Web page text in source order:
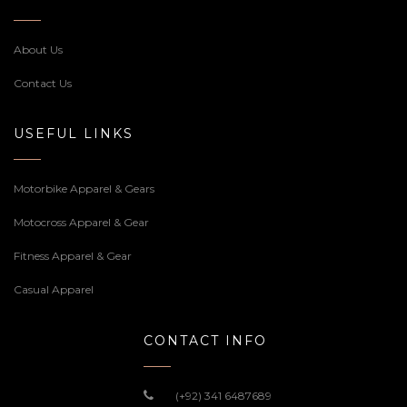
About Us
Contact Us
USEFUL LINKS
Motorbike Apparel & Gears
Motocross Apparel & Gear
Fitness Apparel & Gear
Casual Apparel
CONTACT INFO
(+92) 341 6487689